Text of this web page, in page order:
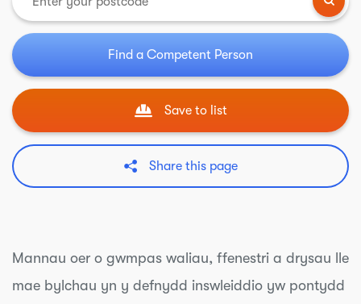
Find a Competent Person
Save to list
Share this page
Mannau oer o gwmpas waliau, ffenestri a drysau lle
mae bylchau yn y defnydd inswleiddio yw pontydd